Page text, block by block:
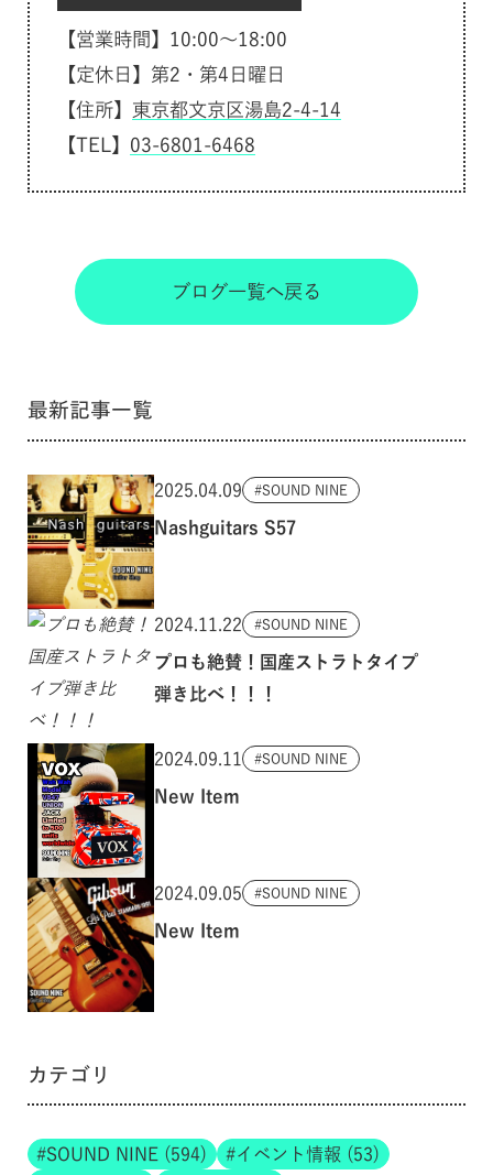
【営業時間】10:00～18:00
【定休日】第2・第4日曜日
【住所】 東京都文京区湯島2-4-14
【TEL】 03-6801-6468
ブログ一覧へ戻る
最新記事一覧
2025.04.09 SOUND NINE
Nashguitars S57
2024.11.22 SOUND NINE
プロも絶賛！国産ストラトタイプ
弾き比べ！！！
2024.09.11 SOUND NINE
New Item
2024.09.05 SOUND NINE
New Item
カテゴリ
SOUND NINE (594)
イベント情報 (53)